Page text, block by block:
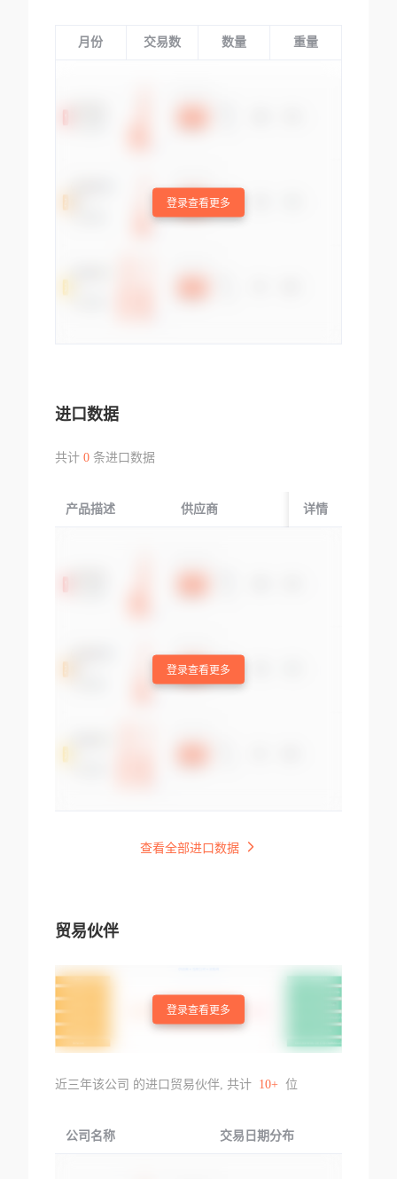
月份 交易数 数量 重量
登录查看更多
进口数据
共计 0条进口数据
产品描述 供应商 起运国/地区
详情
登录查看更多
查看全部进口数据
贸易伙伴
登录查看更多
近三年该公司 的进口贸易伙伴, 共计 10+ 位
公司名称 交易日期分布